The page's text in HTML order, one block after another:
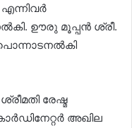
ഊരു മൂപ്പൻ ശ്രീ.
രേഷ്മ
അഖില